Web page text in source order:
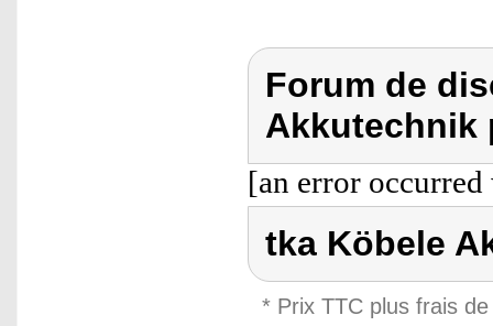
Forum de
Akkutechnik
[an error
tka Köbele
* Prix TTC plus frais